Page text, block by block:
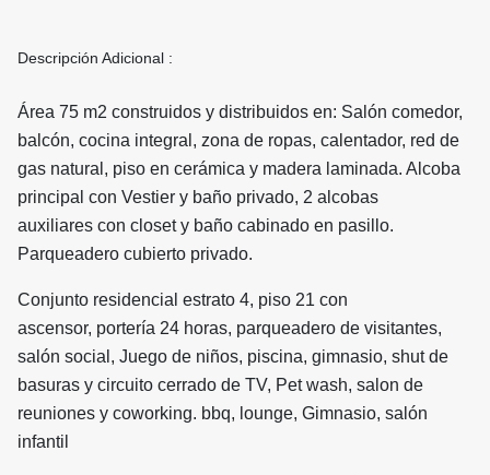
Descripción Adicional :
Área 75 m2 construidos y distribuidos en: Salón comedor,
balcón, cocina integral, zona de ropas, calentador, red de
gas natural, piso en cerámica y madera laminada. Alcoba
principal con Vestier y baño privado, 2 alcobas
auxiliares con closet y baño cabinado en pasillo.
Parqueadero cubierto privado.
Conjunto residencial estrato 4, piso 21 con
ascensor, portería 24 horas, parqueadero de visitantes,
salón social, Juego de niños, piscina, gimnasio, shut de
basuras y circuito cerrado de TV, Pet wash, salon de
reuniones y coworking. bbq, lounge, Gimnasio, salón
infantil